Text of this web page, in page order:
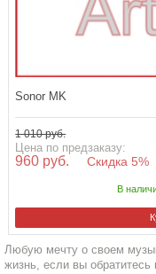
Sonor MK
1 010 руб.
Цена по предзаказу:
960 руб. Скидка 5%
В
Любую мечту о своем
жизнь, если вы